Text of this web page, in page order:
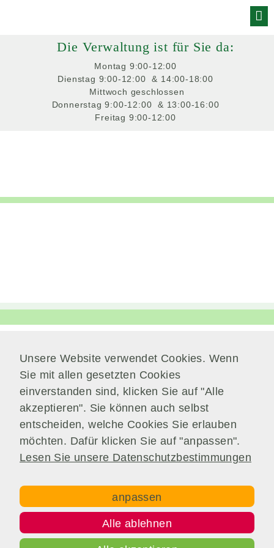
Die Verwaltung ist für Sie da:
Montag 9:00-12:00
Dienstag 9:00-12:00
& 14:00-18:00
Mittwoch geschlossen
Donnerstag 9:00-12:00
& 13:00-16:00
Freitag 9:00-12:00
38871 Nordharz / OT Wasserleben
Telefon: 039451.600 0
E-Mail:Schreiben Sie uns!
Copyright © Gemeinde Nordharz - 01|2021 - All rights
reserved.
Impressum Datenschutz
Disclaimer
Unsere Website verwendet Cookies. Wenn
Sie mit allen gesetzten Cookies
einverstanden sind, klicken Sie auf "Alle
akzeptieren". Sie können auch selbst
entscheiden, welche Cookies Sie erlauben
möchten. Dafür klicken Sie auf "anpassen".
Lesen Sie unsere Datenschutzbestimmungen
anpassen
Alle ablehnen
Diese Cookies
unverzichtbar,
damit wir Ihnen
grundlegende
und sichere
Funktionen
unserer Website
zur Verfügung
Sie werden
nicht eingesetzt,
um
Informationen
über Sie für